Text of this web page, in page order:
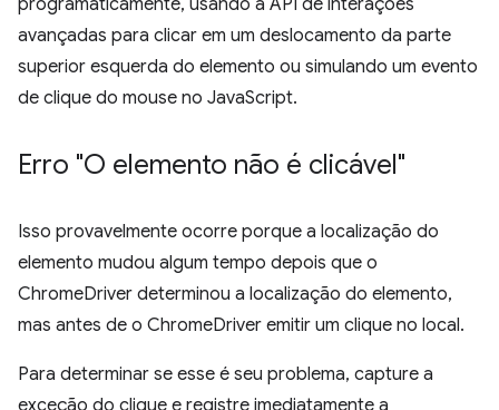
programaticamente, usando a API de interações
avançadas para clicar em um deslocamento da parte
superior esquerda do elemento ou simulando um evento
de clique do mouse no JavaScript.
Erro "O elemento não é clicável"
Isso provavelmente ocorre porque a localização do
elemento mudou algum tempo depois que o
ChromeDriver determinou a localização do elemento,
mas antes de o ChromeDriver emitir um clique no local.
Para determinar se esse é seu problema, capture a
exceção do clique e registre imediatamente a